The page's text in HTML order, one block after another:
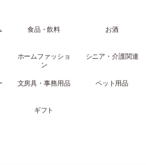
食品・飲料 お酒
ホームファッショ
ン
シニア・介護関連
文房具・事務用品 ペット用品
ギフト